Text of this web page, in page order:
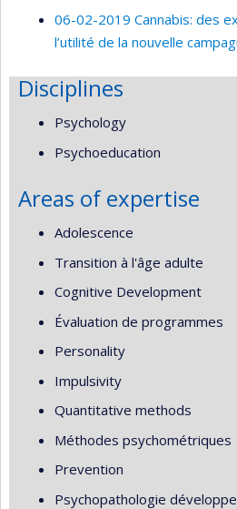
06-02-2019 Cannabis: des
l’utilité de la nouvelle
Disciplines
Psychology
Psychoeducation
Areas of expertise
Adolescence
Transition à l'âge adulte
Cognitive Development
Évaluation de programmes
Personality
Impulsivity
Quantitative methods
Méthodes psychométriques
Prevention
Psychopathologie